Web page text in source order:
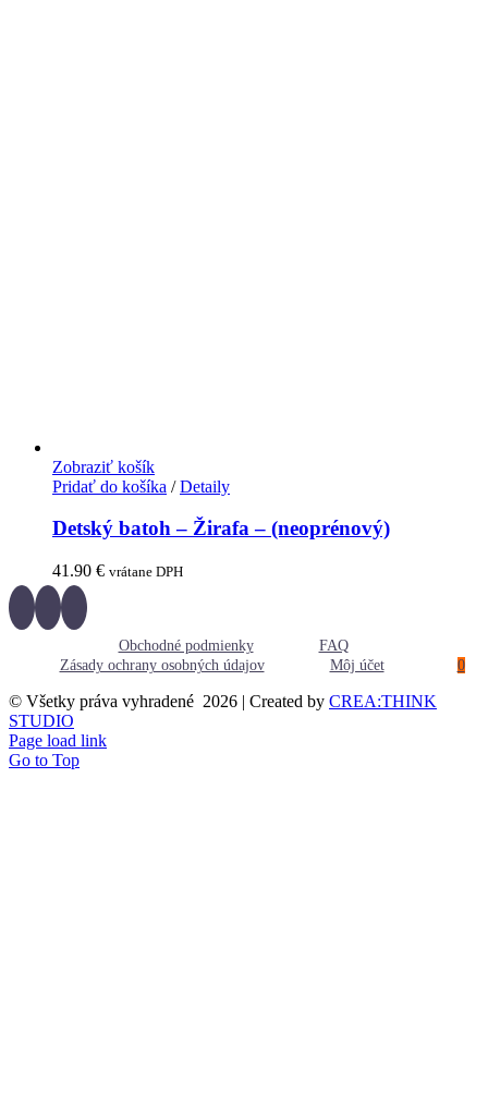
Zobraziť košík
Pridať do košíka / Detaily
Detský batoh – Žirafa – (neoprénový)
41.90 € vrátane DPH
Obchodné podmienky
FAQ
Zásady ochrany osobných údajov
Môj účet 0
© Všetky práva vyhradené 2026 | Created by CREA:THINK
STUDIO
Page load link
Go to Top